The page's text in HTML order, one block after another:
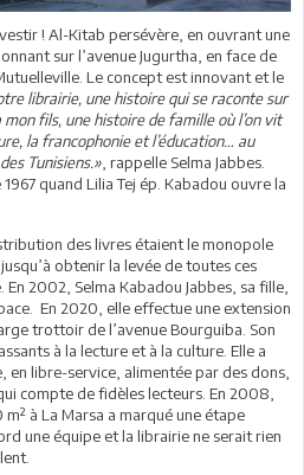
! Al-Kitab persévère, en ouvrant une
sur l’avenue Jugurtha, en face de
Le concept est innovant et le
librairie, une histoire qui se raconte sur
fils, une histoire de famille où l’on vit
la francophonie et l’éducation… au
Tunisiens.» , rappelle Selma Jabbes.
quand Lilia Tej ép. Kabadou ouvre la
des livres étaient le monopole
obtenir la levée de toutes ces
2002, Selma Kabadou Jabbes, sa fille,
En 2020, elle effectue une extension
trottoir de l’avenue Bourguiba. Son
à la lecture et à la culture. Elle a
en libre-service, alimentée par des dons,
compte de fidèles lecteurs. En 2008,
à La Marsa a marqué une étape
une équipe et la librairie ne serait rien